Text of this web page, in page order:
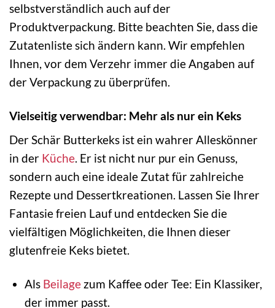
selbstverständlich auch auf der
Produktverpackung. Bitte beachten Sie, dass die
Zutatenliste sich ändern kann. Wir empfehlen
Ihnen, vor dem Verzehr immer die Angaben auf
der Verpackung zu überprüfen.
Vielseitig verwendbar: Mehr als nur ein Keks
Der Schär Butterkeks ist ein wahrer Alleskönner
in der Küche. Er ist nicht nur pur ein Genuss,
sondern auch eine ideale Zutat für zahlreiche
Rezepte und Dessertkreationen. Lassen Sie Ihrer
Fantasie freien Lauf und entdecken Sie die
vielfältigen Möglichkeiten, die Ihnen dieser
glutenfreie Keks bietet.
Als Beilagezum Kaffee oder Tee: Ein Klassiker,
der immer passt.